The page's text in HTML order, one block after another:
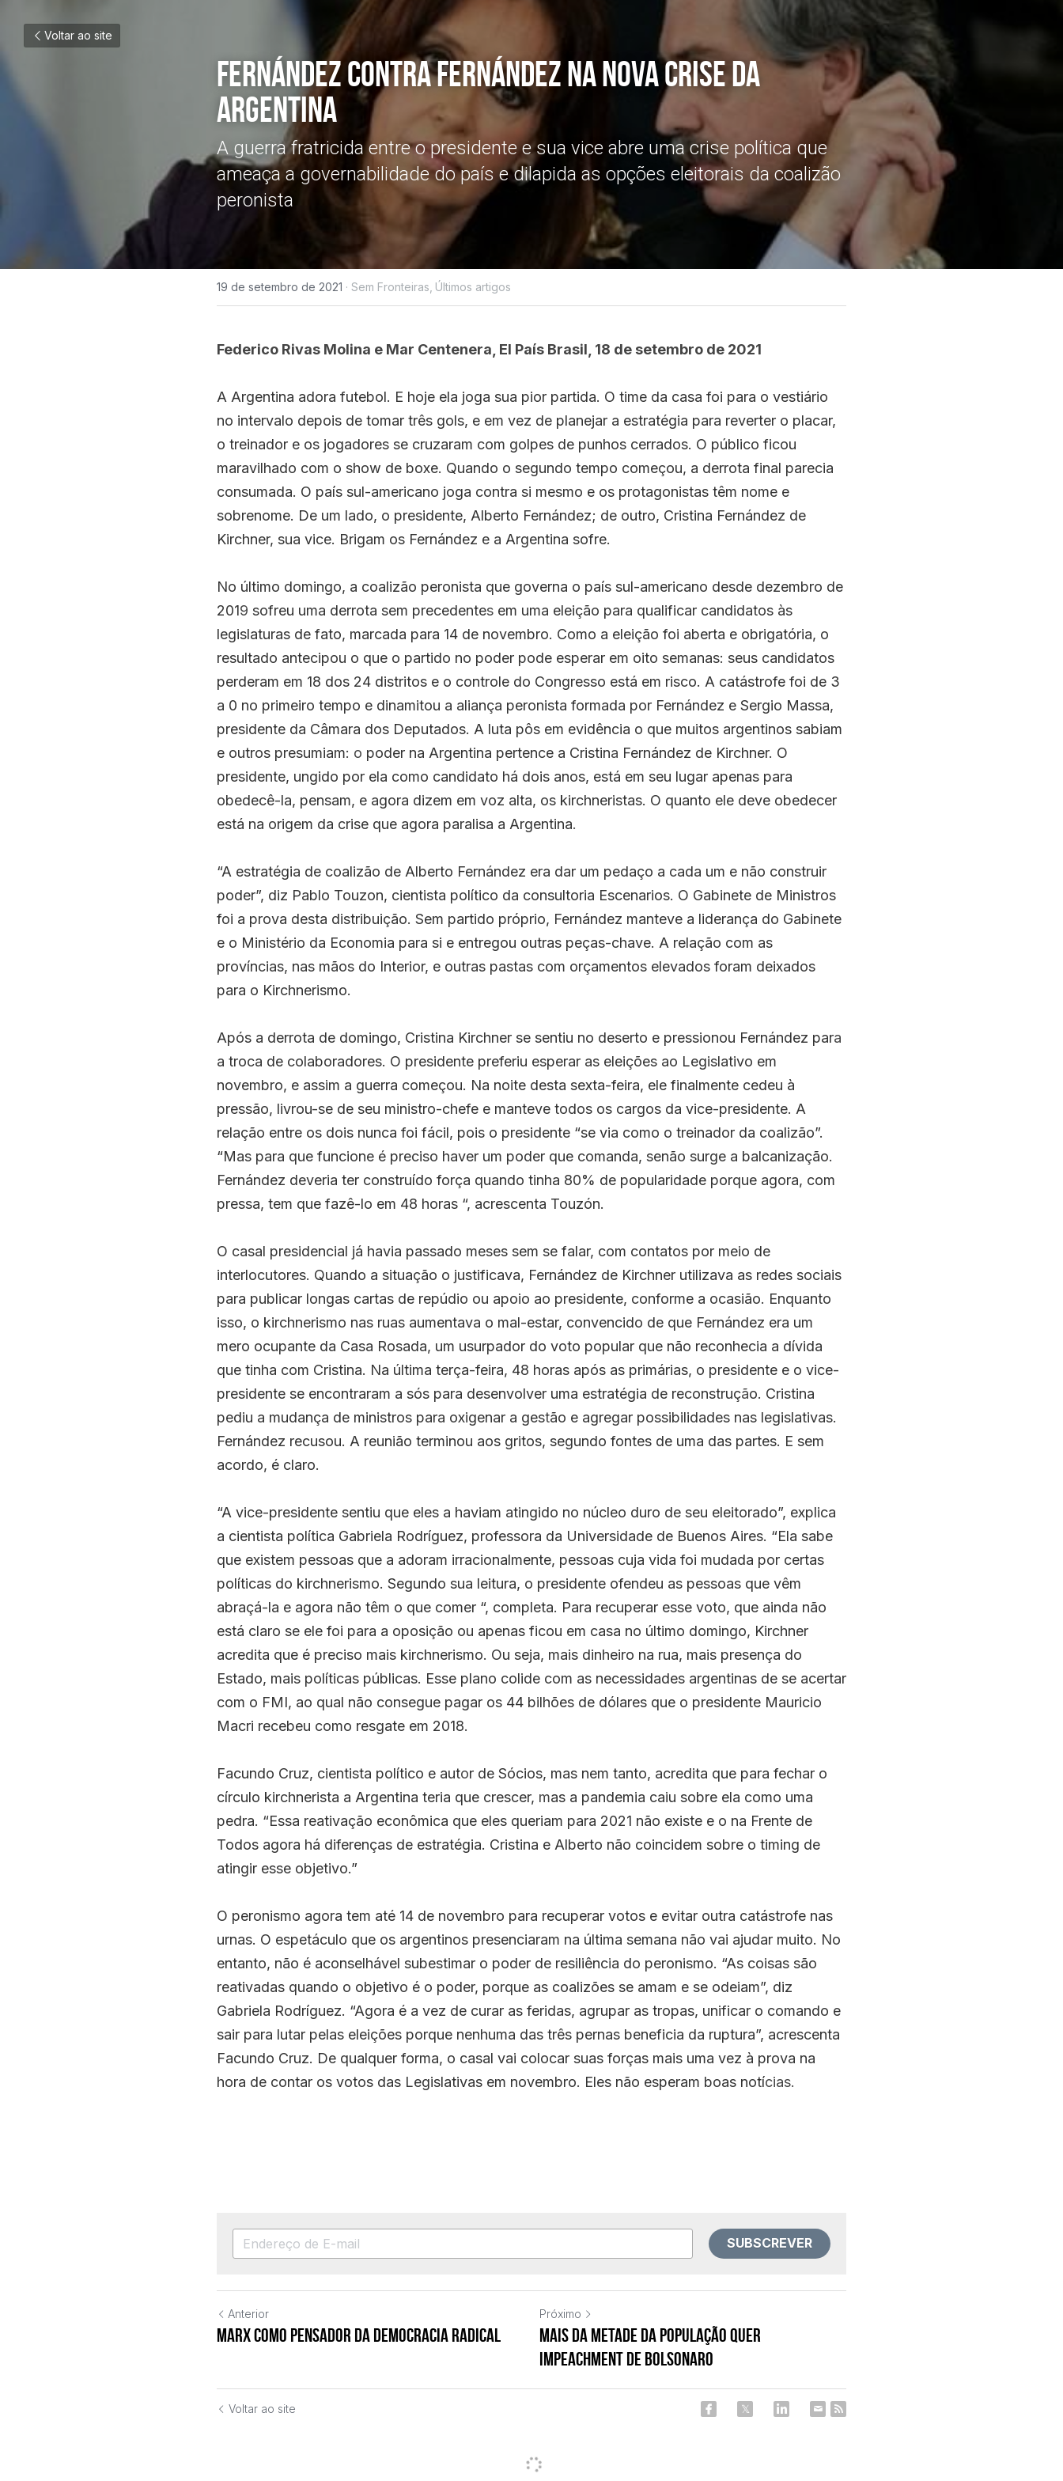
Voltar ao site
Fernández contra Fernández na nova crise da
Argentina
A guerra fratricida entre o presidente e sua vice abre uma crise política que
ameaça a governabilidade do país e dilapida as opções eleitorais da coalizão
peronista
19 de setembro de 2021 · Sem Fronteiras, Últimos artigos
Federico Rivas Molina e Mar Centenera, El País Brasil, 18 de setembro de 2021
A Argentina adora futebol. E hoje ela joga sua pior partida. O time da casa foi para o vestiário
no intervalo depois de tomar três gols, e em vez de planejar a estratégia para reverter o placar,
o treinador e os jogadores se cruzaram com golpes de punhos cerrados. O público ficou
maravilhado com o show de boxe. Quando o segundo tempo começou, a derrota final parecia
consumada. O país sul-americano joga contra si mesmo e os protagonistas têm nome e
sobrenome. De um lado, o presidente, Alberto Fernández; de outro, Cristina Fernández de
Kirchner, sua vice. Brigam os Fernández e a Argentina sofre.
No último domingo, a coalizão peronista que governa o país sul-americano desde dezembro de
2019 sofreu uma derrota sem precedentes em uma eleição para qualificar candidatos às
legislaturas de fato, marcada para 14 de novembro. Como a eleição foi aberta e obrigatória, o
resultado antecipou o que o partido no poder pode esperar em oito semanas: seus candidatos
perderam em 18 dos 24 distritos e o controle do Congresso está em risco. A catástrofe foi de 3
a 0 no primeiro tempo e dinamitou a aliança peronista formada por Fernández e Sergio Massa,
presidente da Câmara dos Deputados. A luta pôs em evidência o que muitos argentinos sabiam
e outros presumiam: o poder na Argentina pertence a Cristina Fernández de Kirchner. O
presidente, ungido por ela como candidato há dois anos, está em seu lugar apenas para
obedecê-la, pensam, e agora dizem em voz alta, os kirchneristas. O quanto ele deve obedecer
está na origem da crise que agora paralisa a Argentina.
“A estratégia de coalizão de Alberto Fernández era dar um pedaço a cada um e não construir
poder”, diz Pablo Touzon, cientista político da consultoria Escenarios. O Gabinete de Ministros
foi a prova desta distribuição. Sem partido próprio, Fernández manteve a liderança do Gabinete
e o Ministério da Economia para si e entregou outras peças-chave. A relação com as
províncias, nas mãos do Interior, e outras pastas com orçamentos elevados foram deixados
para o Kirchnerismo.
Após a derrota de domingo, Cristina Kirchner se sentiu no deserto e pressionou Fernández para
a troca de colaboradores. O presidente preferiu esperar as eleições ao Legislativo em
novembro, e assim a guerra começou. Na noite desta sexta-feira, ele finalmente cedeu à
pressão, livrou-se de seu ministro-chefe e manteve todos os cargos da vice-presidente. A
relação entre os dois nunca foi fácil, pois o presidente “se via como o treinador da coalizão”.
“Mas para que funcione é preciso haver um poder que comanda, senão surge a balcanização.
Fernández deveria ter construído força quando tinha 80% de popularidade porque agora, com
pressa, tem que fazê-lo em 48 horas “, acrescenta Touzón.
O casal presidencial já havia passado meses sem se falar, com contatos por meio de
interlocutores. Quando a situação o justificava, Fernández de Kirchner utilizava as redes sociais
para publicar longas cartas de repúdio ou apoio ao presidente, conforme a ocasião. Enquanto
isso, o kirchnerismo nas ruas aumentava o mal-estar, convencido de que Fernández era um
mero ocupante da Casa Rosada, um usurpador do voto popular que não reconhecia a dívida
que tinha com Cristina. Na última terça-feira, 48 horas após as primárias, o presidente e o vice-
presidente se encontraram a sós para desenvolver uma estratégia de reconstrução. Cristina
pediu a mudança de ministros para oxigenar a gestão e agregar possibilidades nas legislativas.
Fernández recusou. A reunião terminou aos gritos, segundo fontes de uma das partes. E sem
acordo, é claro.
“A vice-presidente sentiu que eles a haviam atingido no núcleo duro de seu eleitorado”, explica
a cientista política Gabriela Rodríguez, professora da Universidade de Buenos Aires. “Ela sabe
que existem pessoas que a adoram irracionalmente, pessoas cuja vida foi mudada por certas
políticas do kirchnerismo. Segundo sua leitura, o presidente ofendeu as pessoas que vêm
abraçá-la e agora não têm o que comer “, completa. Para recuperar esse voto, que ainda não
está claro se ele foi para a oposição ou apenas ficou em casa no último domingo, Kirchner
acredita que é preciso mais kirchnerismo. Ou seja, mais dinheiro na rua, mais presença do
Estado, mais políticas públicas. Esse plano colide com as necessidades argentinas de se acertar
com o FMI, ao qual não consegue pagar os 44 bilhões de dólares que o presidente Mauricio
Macri recebeu como resgate em 2018.
Facundo Cruz, cientista político e autor de Sócios, mas nem tanto, acredita que para fechar o
círculo kirchnerista a Argentina teria que crescer, m
pedra. “Essa reativação econômica que eles queriam para 2021 não existe e o na Frente de
Todos agora há diferenças de estratégia. Cristina e Alberto não coincidem sobre o timing de
atingir esse objetivo.”
O peronismo agora tem até 14 de novembro para recuperar votos e evitar outra catástrofe nas
urnas. O espetáculo que os argentinos presenciaram na última semana não vai ajudar muito. No
entanto, não é aconselhável subestimar o poder de resiliência do peronismo. “As coisas são
reativadas quando o objetivo é o poder, porque as coalizões se amam e se odeiam”, diz
Gabriela Rodríguez. “Agora é a vez de curar as feridas, agrupar as tropas, unificar o comando e
sair para lutar pelas eleições porque nenhuma das três pernas beneficia da ruptura”, acrescenta
Facundo Cruz. De qualquer forma, o casal vai colocar suas forças mais uma vez à prova na
hora de contar os votos das Legislativas em novembro. Eles não esperam boas notícias.
SUBSCREVER
Anterior
Marx como pensador da democracia radical
Próximo
Mais da metade da população quer
impeachment de Bolsonaro
Voltar ao site